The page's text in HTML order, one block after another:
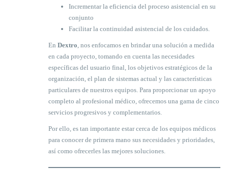
Incrementar la eficiencia del proceso asistencial en su
conjunto
Facilitar la continuidad asistencial de los cuidados.
En Dextro, nos enfocamos en brindar una solución a medida
en cada proyecto, tomando en cuenta las necesidades
específicas del usuario final, los objetivos estratégicos de la
organización, el plan de sistemas actual y las características
particulares de nuestros equipos. Para proporcionar un apoyo
completo al profesional médico, ofrecemos una gama de cinco
servicios progresivos y complementarios.
Por ello, es tan importante estar cerca de los equipos médicos
para conocer de primera mano sus necesidades y prioridades,
así como ofrecerles las mejores soluciones.